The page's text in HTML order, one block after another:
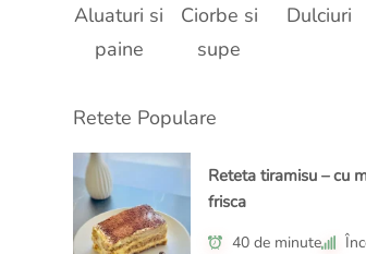
Aluaturi si
paine
Ciorbe si
supe
Dulciuri
Retete Populare
Reteta tiramisu – cu
frisca
40 de minute